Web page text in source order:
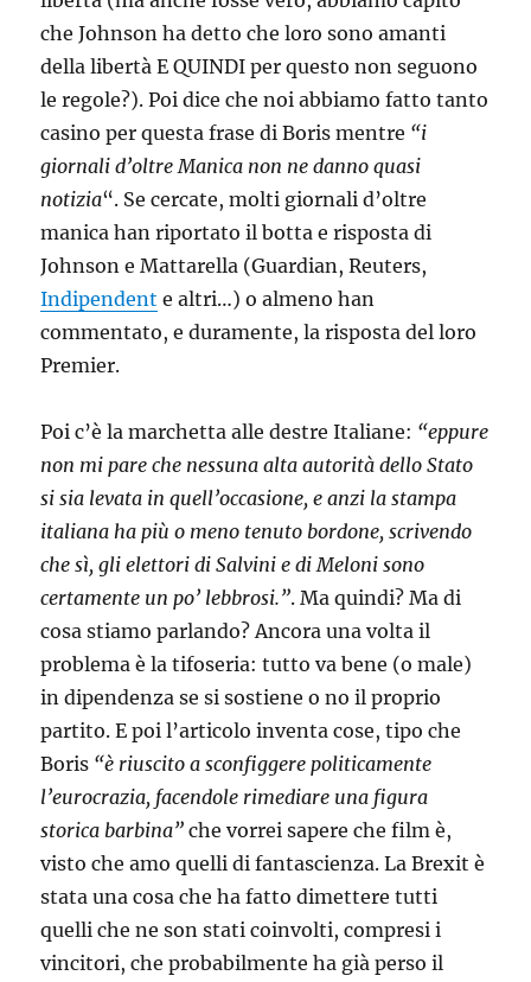
che Johnson ha detto che loro sono amanti
della libertà E QUINDI per questo non seguono
le regole?). Poi dice che noi abbiamo fatto tanto
casino per questa frase di Boris mentre “i
giornali d’oltre Manica non ne danno quasi
notizia“. Se cercate, molti giornali d’oltre
manica han riportato il botta e risposta di
Johnson e Mattarella (Guardian, Reuters,
Indipendent e altri…) o almeno han
commentato, e duramente, la risposta del loro
Premier.
Poi c’è la marchetta alle destre Italiane: “eppure
non mi pare che nessuna alta autorità dello Stato
si sia levata in quell’occasione, e anzi la stampa
italiana ha più o meno tenuto bordone, scrivendo
che sì, gli elettori di Salvini e di Meloni sono
certamente un po’ lebbrosi.”. Ma quindi? Ma di
cosa stiamo parlando? Ancora una volta il
problema è la tifoseria: tutto va bene (o male)
in dipendenza se si sostiene o no il proprio
partito. E poi l’articolo inventa cose, tipo che
Boris “è riuscito a sconfiggere politicamente
l’eurocrazia, facendole rimediare una figura
storica barbina” che vorrei sapere che film è,
visto che amo quelli di fantascienza. La Brexit è
stata una cosa che ha fatto dimettere tutti
quelli che ne son stati coinvolti, compresi i
vincitori, che probabilmente ha già perso il